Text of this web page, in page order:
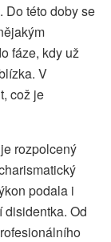
Do této doby se
fáze, kdy už
V
což je
rozpolcený
podala i
Od